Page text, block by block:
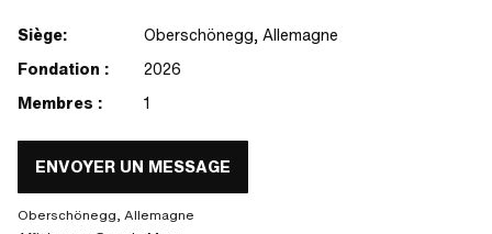
Siège:
Oberschönegg, Allemagne
Fondation :
2026
Membres :
1
ENVOYER UN MESSAGE
Oberschönegg, Allemagne